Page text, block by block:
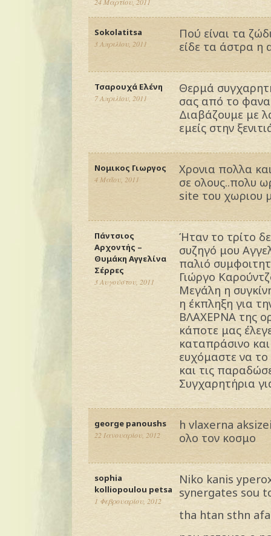
Sokolatitsa
3 Απριλίου, 2011
Πού είναι τα
είδε τα άστρα η
Τσαρουχά Ελένη
7 Απριλίου, 2011
Θερμά
σας από το
Διαβάζουμε με
εμείς στην
Νομικος Γιωργος
4 Μαΐου, 2011
Χρονια πολλα
σε ολους..πολυ
site του χωριου
Πάντσιος
Αρχοντής –
Θυμάκη Αγγελίνα
Σέρρες
3 Αυγούστου, 2011
Ήταν το τρίτο
συζηγό μου
παλιό
Γιώργο
Μεγάλη η
η έκπληξη για
ΒΛΑΧΕΡΝΑ της
κάποτε μας
καταπράσινο
ευχόμαστε να
και τις
Συγχαρητήρια
george panoushs
22 Ιανουαρίου, 2012
h vlaxerna
ολο τον κοσμο
sophia
kolliopoulou petsa
1 Φεβρουαρίου, 2012
Niko kanis
synergates sou
tha htan sthn